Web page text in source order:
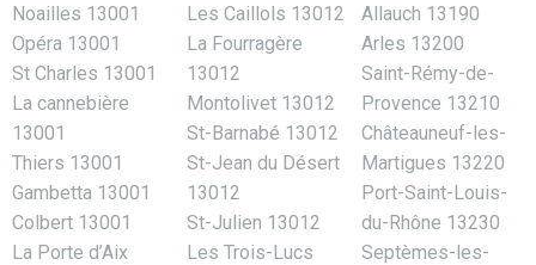
Noailles 13001
Opéra 13001
St Charles 13001
La cannebière
13001
Thiers 13001
Gambetta 13001
Colbert 13001
La Porte d’Aix
Les Caillols 13012
La Fourragère
13012
Montolivet 13012
St-Barnabé 13012
St-Jean du Désert
13012
St-Julien 13012
Les Trois-Lucs
Allauch 13190
Arles 13200
Saint-Rémy-de-
Provence 13210
Châteauneuf-les-
Martigues 13220
Port-Saint-Louis-
du-Rhône 13230
Septèmes-les-